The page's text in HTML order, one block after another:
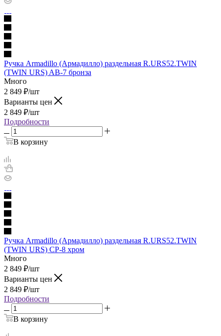
Ручка Armadillo (Армадилло) раздельная R.URS52.TWIN
(TWIN URS) AB-7 бронза
Много
2 849 ₽/шт
Варианты цен
2 849 ₽/шт
Подробности
В корзину
Ручка Armadillo (Армадилло) раздельная R.URS52.TWIN
(TWIN URS) CP-8 хром
Много
2 849 ₽/шт
Варианты цен
2 849 ₽/шт
Подробности
В корзину